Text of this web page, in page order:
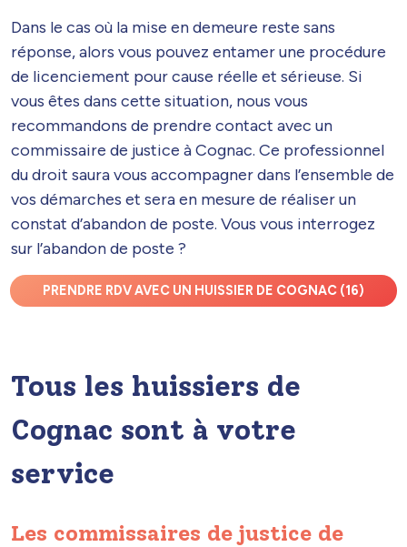
Dans le cas où la mise en demeure reste sans
réponse, alors vous pouvez entamer une procédure
de licenciement pour cause réelle et sérieuse. Si
vous êtes dans cette situation, nous vous
recommandons de prendre contact avec un
commissaire de justice à Cognac. Ce professionnel
du droit saura vous accompagner dans l’ensemble de
vos démarches et sera en mesure de réaliser un
constat d’abandon de poste. Vous vous interrogez
sur l’abandon de poste ?
PRENDRE RDV AVEC UN HUISSIER DE COGNAC (16)
Tous les huissiers de
Cognac sont à votre
service
Les commissaires de justice de